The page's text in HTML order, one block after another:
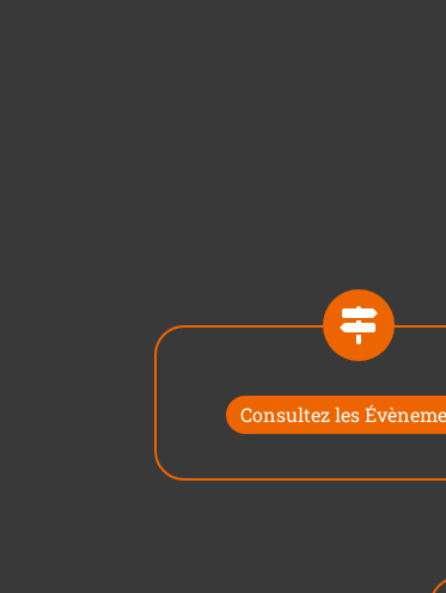
Consultez les